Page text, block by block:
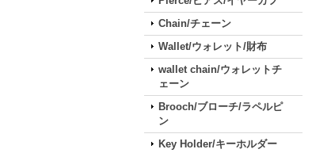
Chain/チェーン
Wallet/ウォレット/財布
wallet chain/ウォレットチ
ェーン
Brooch/ブローチ/ラペルピ
ン
Key Holder/キーホルダー